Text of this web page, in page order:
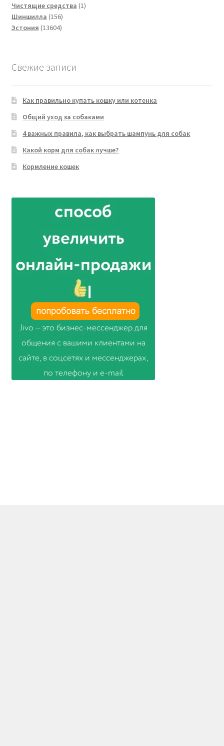
товаров
Чистящие средства 11
Шиншилла 156156
товаров
Эстония 1360413604
Свежие записи
Как правильно купать кошку или котенка
Общий уход за собаками
4 важных правила, как выбрать шампунь для собак
Какой корм для собак лучше?
Кормление кошек